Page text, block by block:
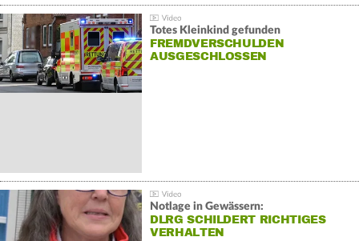
Totes Kleinkind gefunden
FREMDVERSCHULDEN
AUSGESCHLOSSEN
Notlage in Gewässern:
DLRG SCHILDERT RICHTIGES
VERHALTEN